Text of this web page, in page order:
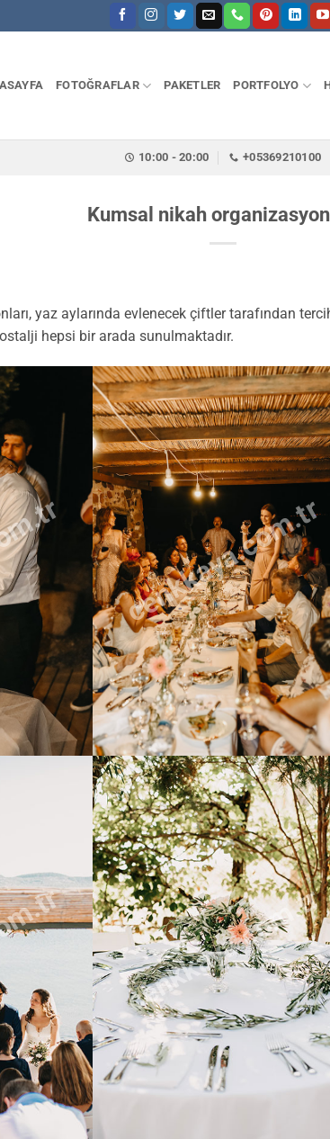
FOTOĞRAFLAR PAKETLER PORTFOLYO
10:00 - 20:00 +05369210100
Kumsal nikah
yaz aylarında evlenecek çiftler tarafından
hepsi bir arada sunulmaktadır.
cenkkaya.com.tr
cenkkaya.com.tr